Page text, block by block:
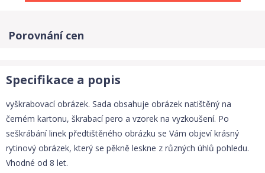
Porovnání cen
Specifikace a popis
vyškrabovací obrázek. Sada obsahuje obrázek natištěný na
černém kartonu, škrabací pero a vzorek na vyzkoušení. Po
seškrábání linek předtištěného obrázku se Vám objeví krásný
rytinový obrázek, který se pěkně leskne z různých úhlů pohledu.
Vhodné od 8 let.